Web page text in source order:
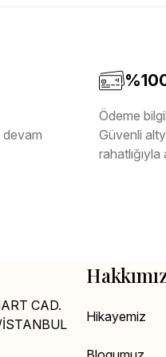
Ödeme
Güvenli
rahatlığıyla
CAD.
İSTANBUL
Hikayemiz